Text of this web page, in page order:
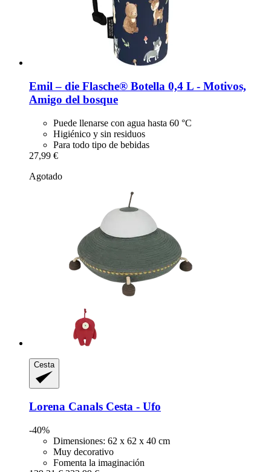
Emil – die Flasche® Botella 0,4 L -​ Motivos,
Amigo del bosque
Puede llenarse con agua hasta 60 °C
Higiénico y sin residuos
Para todo tipo de bebidas
27,99 €
Agotado
Cesta
Lorena Canals Cesta -​ Ufo
-40%
Dimensiones: 62 x 62 x 40 cm
Muy decorativo
Fomenta la imaginación